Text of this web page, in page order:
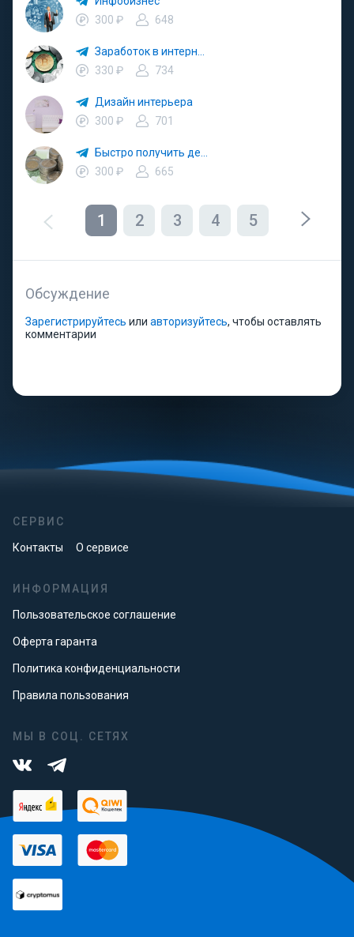
300 ₽
648
330 ₽
734
Дизайн интерьера
300 ₽
701
300 ₽
665
1 2 3 4 5
Обсуждение
Зарегистрируйтесь или авторизуйтесь, чтобы оставлять
комментарии
СЕРВИС
Контакты О сервисе
ИНФОРМАЦИЯ
Пользовательское соглашение
Оферта гаранта
Политика конфиденциальности
Правила пользования
МЫ В СОЦ. СЕТЯХ